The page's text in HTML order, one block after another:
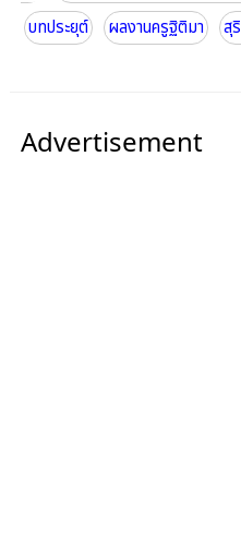
บทประยุต์
ผลงานครูฐิติมา สุ
Advertisement